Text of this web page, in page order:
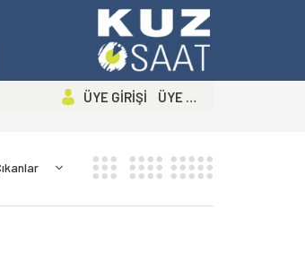
ÜYE GİRİŞİ ÜYE OL